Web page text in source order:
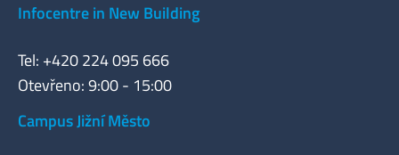
Infocentre in New Building
Tel: +420 224 095 666
Otevřeno: 9:00 - 15:00
Campus Jižní Město